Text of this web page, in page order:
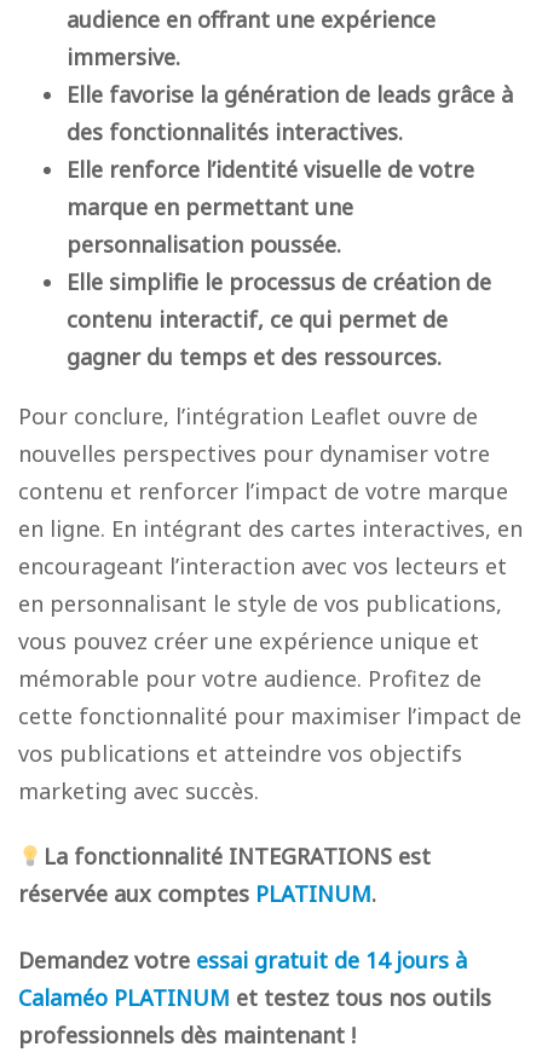
audience en offrant une expérience
immersive.
Elle favorise la génération de leads grâce à
des fonctionnalités interactives.
Elle renforce l’identité visuelle de votre
marque en permettant une
personnalisation poussée.
Elle simplifie le processus de création de
contenu interactif, ce qui permet de
gagner du temps et des ressources.
Pour conclure, l’intégration Leaflet ouvre de
nouvelles perspectives pour dynamiser votre
contenu et renforcer l’impact de votre marque
en ligne. En intégrant des cartes interactives, en
encourageant l’interaction avec vos lecteurs et
en personnalisant le style de vos publications,
vous pouvez créer une expérience unique et
mémorable pour votre audience. Profitez de
cette fonctionnalité pour maximiser l’impact de
vos publications et atteindre vos objectifs
marketing avec succès.
La fonctionnalité INTEGRATIONS est
réservée aux comptes PLATINUM.
Demandez votre essai gratuit de 14 jours à
Calaméo PLATINUM et testez tous nos outils
professionnels dès maintenant !